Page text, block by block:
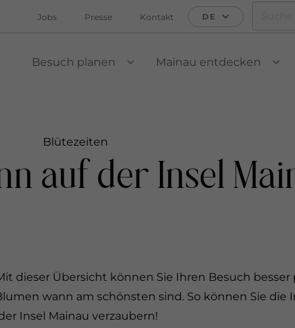
Jobs Presse Kontakt DE
Besuch planen
VIEW SUBMENU
Mainau entdecken
Blütezeiten
auf der Insel
dieser Übersicht können Sie Ihren Besuch besser
wann am schönsten sind. So können Sie die
Insel Mainau verzaubern!